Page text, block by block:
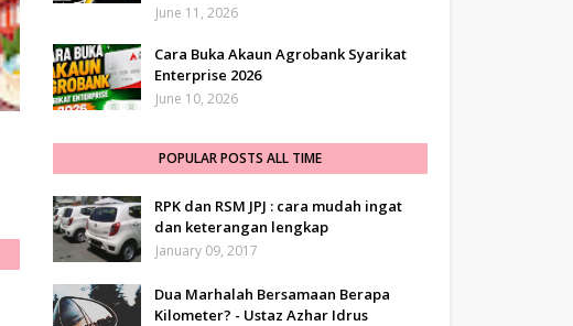
June 11, 2026
Cara Buka Akaun Agrobank Syarikat
Enterprise 2026
June 10, 2026
POPULAR POSTS ALL TIME
RPK dan RSM JPJ : cara mudah ingat
dan keterangan lengkap
January 09, 2017
Dua Marhalah Bersamaan Berapa
Kilometer? - Ustaz Azhar Idrus